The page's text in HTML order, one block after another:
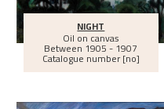
NIGHT
Oil on canvas
Between 1905 - 1907
Catalogue number [no]